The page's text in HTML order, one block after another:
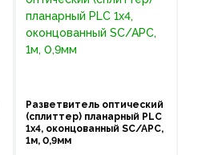
Разветвитель оптический
(сплиттер) планарный PLC
1х4, оконцованный SC/APC,
1м, 0,9мм